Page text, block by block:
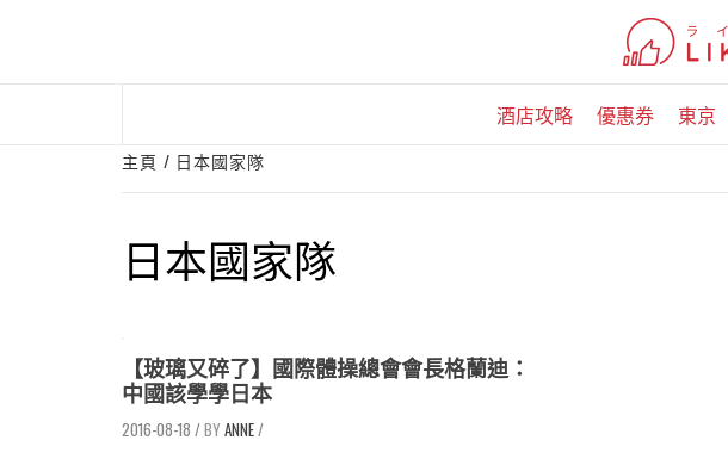
酒店攻略 優惠券 東京
主頁 日本國家隊
日本國家隊
【玻璃又碎了】國際體操總會會長格蘭迪：
中國該學學日本
2016-08-18 / ANNE/